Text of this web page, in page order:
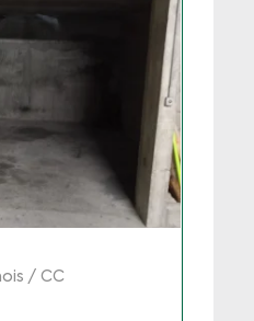
/ CC